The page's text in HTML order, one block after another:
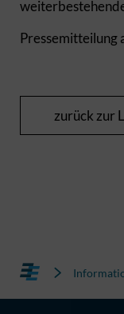
Pressemitteilung
zurück zur